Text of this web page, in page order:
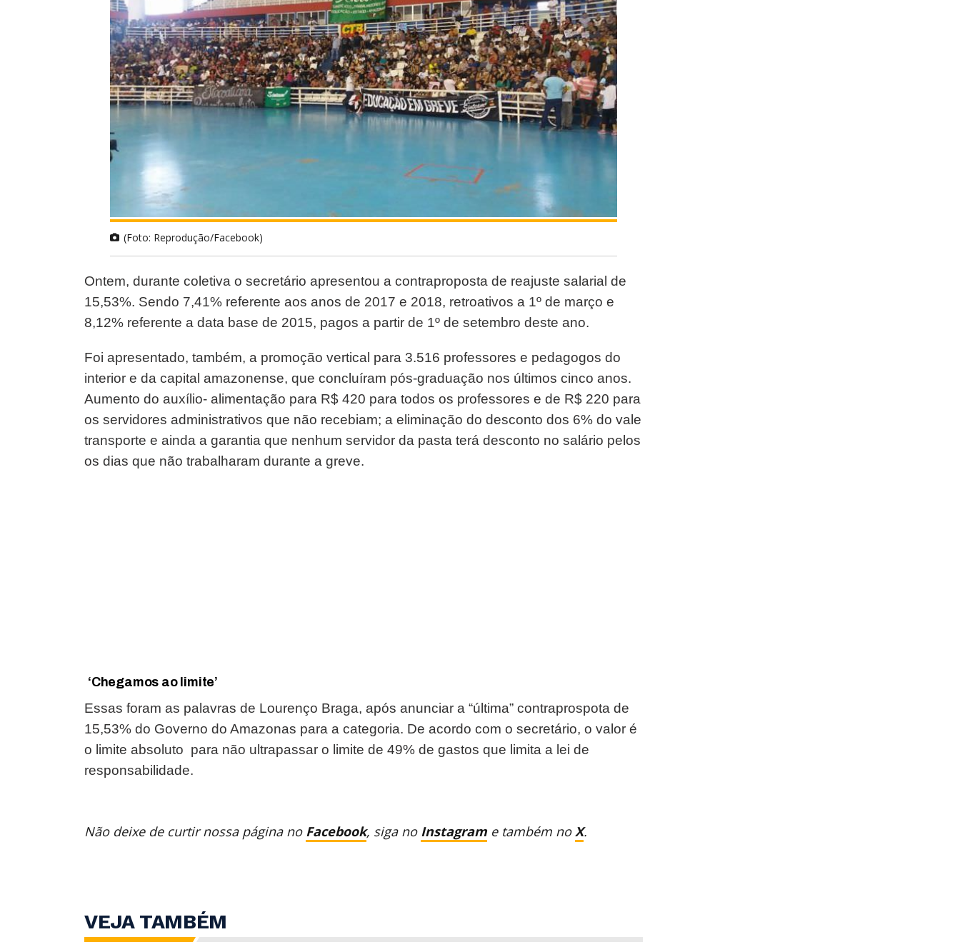
(Foto: Reprodução/Facebook)
Ontem, durante coletiva o secretário apresentou a contraproposta de reajuste salarial de
15,53%. Sendo 7,41% referente aos anos de 2017 e 2018, retroativos a 1º de março e
8,12% referente a data base de 2015, pagos a partir de 1º de setembro deste ano.
Foi apresentado, também, a promoção vertical para 3.516 professores e pedagogos do
interior e da capital amazonense, que concluíram pós-graduação nos últimos cinco anos.
Aumento do auxílio- alimentação para R$ 420 para todos os professores e de R$ 220 para
os servidores administrativos que não recebiam; a eliminação do desconto dos 6% do vale
transporte e ainda a garantia que nenhum servidor da pasta terá desconto no salário pelos
os dias que não trabalharam durante a greve.
‘Chegamos ao limite’
Essas foram as palavras de Lourenço Braga, após anunciar a “última” contraprospota de
15,53% do Governo do Amazonas para a categoria. De acordo com o secretário, o valor é
o limite absoluto para não ultrapassar o limite de 49% de gastos que limita a lei de
responsabilidade.
Não deixe de curtir nossa página no Facebook, siga no Instagram e também noX.
VEJA TAMBÉM